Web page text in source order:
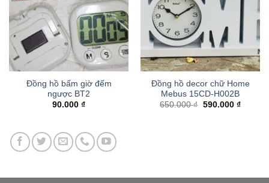
Đồng hồ bấm giờ đếm
ngược BT2
90.000 ₫
Đồng hồ decor chữ Home
Mebus 15CD-H002B
650.000₫ Giá
590.000 ₫Giá